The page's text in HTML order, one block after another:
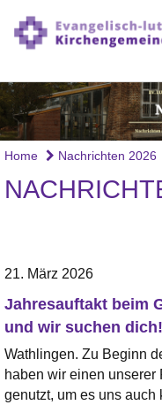
Home Nachrichten 2026
21. März 2026
Jahresauftakt beim
und wir suchen dich!
Wathlingen. Zu Beginn
haben wir einen unserer
genutzt, um es uns auch